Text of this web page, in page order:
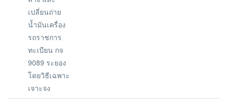
เปลี่ยนถ่าย
น้ำมันเครื่อง
รถราชการ
ทะเบียน กจ
9089 ระยอง
โดยวิธีเฉพาะ
เจาะจง